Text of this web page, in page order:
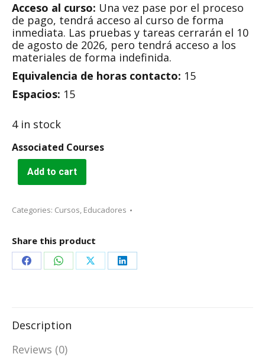
Acceso al curso: Una vez pase por el proceso
de pago, tendrá acceso al curso de forma
inmediata. Las pruebas y tareas cerrarán el 10
de agosto de 2026, pero tendrá acceso a los
materiales de forma indefinida.
Equivalencia de horas contacto: 15
Espacios: 15
4 in stock
Associated Courses
Add to cart
Categories: Cursos, Educadores
Share this product
Share Share Share Share
Description
Reviews (0)